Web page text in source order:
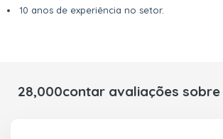
10 anos de experiência no setor.
28,000contar avaliações sobre